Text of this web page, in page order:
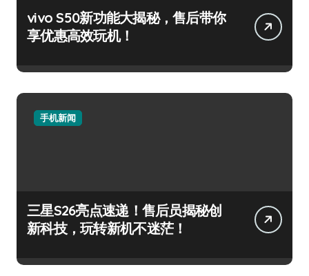
vivo S50新功能大揭秘，售后带你
享优惠高效玩机！
手机新闻
三星S26亮点速递！售后员揭秘创
新科技，玩转新机不迷茫！